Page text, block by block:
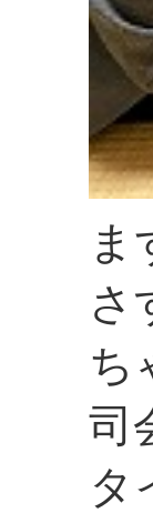
ま
さ
ち
司
タ